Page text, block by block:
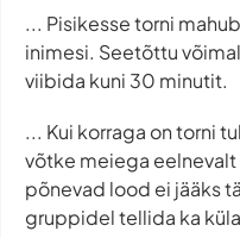
... Pisikesse torni
inimesi. Seetõttu
viibida kuni 30 minutit.
... Kui korraga on torni
võtke meiega eelnevalt
põnevad lood ei jääks
gruppidel tellida ka